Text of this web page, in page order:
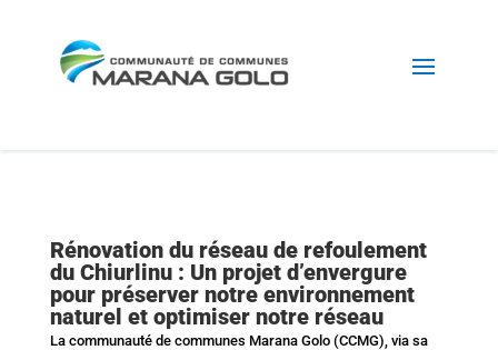
Rénovation du réseau de refoulement
du Chiurlinu : Un projet d’envergure
pour préserver notre environnement
naturel et optimiser notre réseau
La communauté de communes Marana Golo (CCMG), via sa